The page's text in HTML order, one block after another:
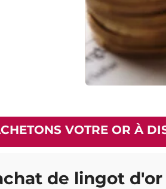
VOTRE OR À
de lingot